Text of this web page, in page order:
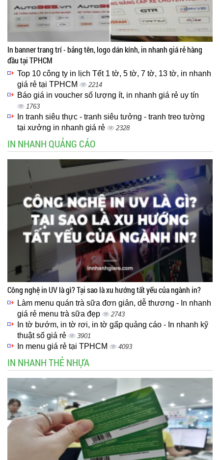
In banner trang trí - bảng tên, logo dán kính, in nhanh giá rẻ hàng
đầu tại TPHCM
Top 10 công ty in lịch Tết 1 tờ, 5 tờ, 7 tờ, 13 tờ, in nhanh
giá rẻ tại TPHCM
2214
Báo giá in voucher số lượng ít, in nhanh giá rẻ uy tín
1763
In tranh siêu thực - tranh siêu tưởng - tranh treo tường
tại xưởng in nhanh giá rẻ
2328
IN NHANH QUẢNG CÁO
Công nghệ in UV là gì? Tại sao là xu hướng tất yếu của ngành in?
Làm menu quán trà sữa đơn giản, dễ thương - In nhanh
giá rẻ menu trà sữa đẹp
2743
In tờ bướm, in tờ rơi, in tờ gấp quảng cáo - In nhanh kỹ
thuật số giá rẻ
3901
In menu giá rẻ tại TPHCM 4093
IN NHANH THẺ NHỰA